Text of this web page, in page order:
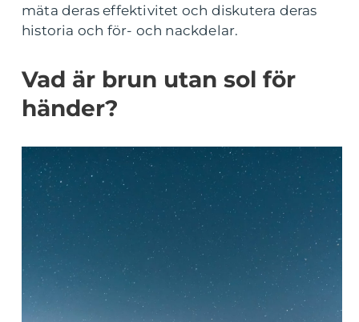
mäta deras effektivitet och diskutera deras
historia och för- och nackdelar.
Vad är brun utan sol för
händer?